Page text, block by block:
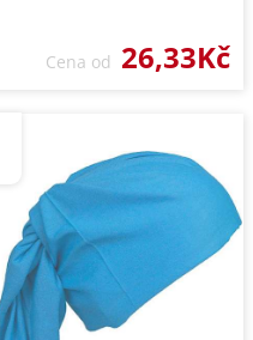
Cena od 26,33Kč